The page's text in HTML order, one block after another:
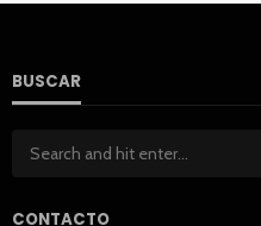
BUSCAR
CONTACTO